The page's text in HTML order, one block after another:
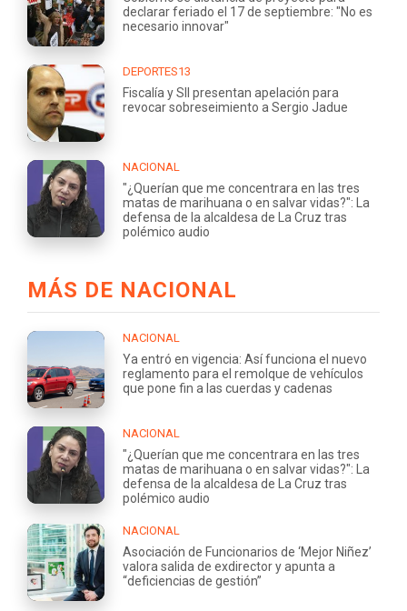
declarar feriado el 17 de septiembre: "No es
necesario innovar"
DEPORTES13
Fiscalía y SII presentan apelación para
revocar sobreseimiento a Sergio Jadue
NACIONAL
"¿Querían que me concentrara en las tres
matas de marihuana o en salvar vidas?": La
defensa de la alcaldesa de La Cruz tras
polémico audio
MÁS DE NACIONAL
NACIONAL
Ya entró en vigencia: Así funciona el nuevo
reglamento para el remolque de vehículos
que pone fin a las cuerdas y cadenas
NACIONAL
"¿Querían que me concentrara en las tres
matas de marihuana o en salvar vidas?": La
defensa de la alcaldesa de La Cruz tras
polémico audio
NACIONAL
Asociación de Funcionarios de ‘Mejor Niñez’
valora salida de exdirector y apunta a
“deficiencias de gestión”